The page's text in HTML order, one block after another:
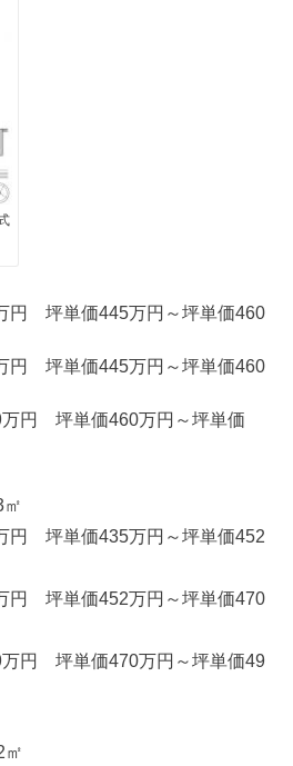
円 坪単価445万円～坪単価460
円 坪単価445万円～坪単価460
円 坪単価460万円～坪単価
坪単価435万円～坪単価452
円 坪単価452万円～坪単価470
円 坪単価470万円～坪単価49